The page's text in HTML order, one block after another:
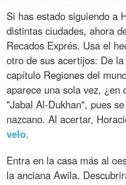
Si has estado siguiendo a
distintas ciudades, ahora
Recados Exprés. Usa el
otro de sus acertijos: De
capítulo Regiones del
aparece una sola vez, ¿en
"Jabal Al-Dukhan", pues
nazcano. Al acertar,
velo.
Entra en la casa más al
la anciana Awila.